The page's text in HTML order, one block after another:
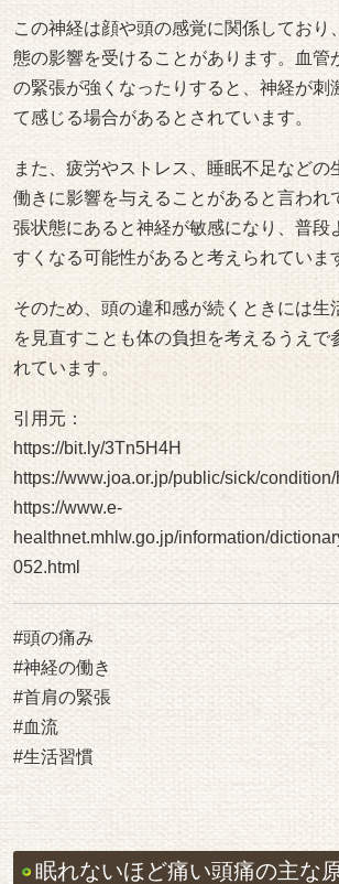
この神経は顔や頭の感覚に関係しており
態の影響を受けることがあります。血管
の緊張が強くなったりすると、神経が刺
て感じる場合があるとされています。
また、疲労やストレス、睡眠不足などの
働きに影響を与えることがあると言われ
張状態にあると神経が敏感になり、普段
すくなる可能性があると考えられていま
そのため、頭の違和感が続くときには生
を見直すことも体の負担を考えるうえで
れています。
引用元：
https://bit.ly/3Tn5H4H
https://www.joa.or.jp/public/sick/
https://www.e-
healthnet.mhlw.go.jp/information/
052.html
#頭の痛み
#神経の働き
#首肩の緊張
#血流
#生活習慣
眠れないほど痛い頭痛の主な